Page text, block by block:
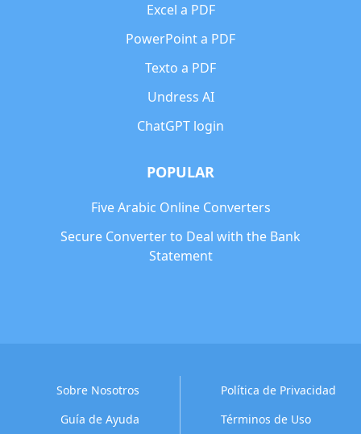
Excel a PDF
PowerPoint a PDF
Texto a PDF
Undress AI
ChatGPT login
POPULAR
Five Arabic Online Converters
Secure Converter to Deal with the Bank
Statement
Sobre Nosotros
Política de Privacidad
Guía de Ayuda
Términos de Uso